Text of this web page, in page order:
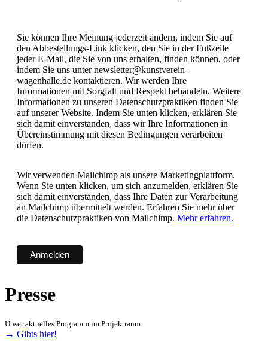
Sie können Ihre Meinung jederzeit ändern, indem Sie auf
den Abbestellungs-Link klicken, den Sie in der Fußzeile
jeder E-Mail, die Sie von uns erhalten, finden können, oder
indem Sie uns unter newsletter@kunstverein-
wagenhalle.de kontaktieren. Wir werden Ihre
Informationen mit Sorgfalt und Respekt behandeln. Weitere
Informationen zu unseren Datenschutzpraktiken finden Sie
auf unserer Website. Indem Sie unten klicken, erklären Sie
sich damit einverstanden, dass wir Ihre Informationen in
Übereinstimmung mit diesen Bedingungen verarbeiten
dürfen.
Wir verwenden Mailchimp als unsere Marketingplattform.
Wenn Sie unten klicken, um sich anzumelden, erklären Sie
sich damit einverstanden, dass Ihre Daten zur Verarbeitung
an Mailchimp übermittelt werden. Erfahren Sie mehr über
die Datenschutzpraktiken von Mailchimp. Mehr erfahren.
Presse
Unser aktuelles Programm im Projektraum
→ Gibts hier!